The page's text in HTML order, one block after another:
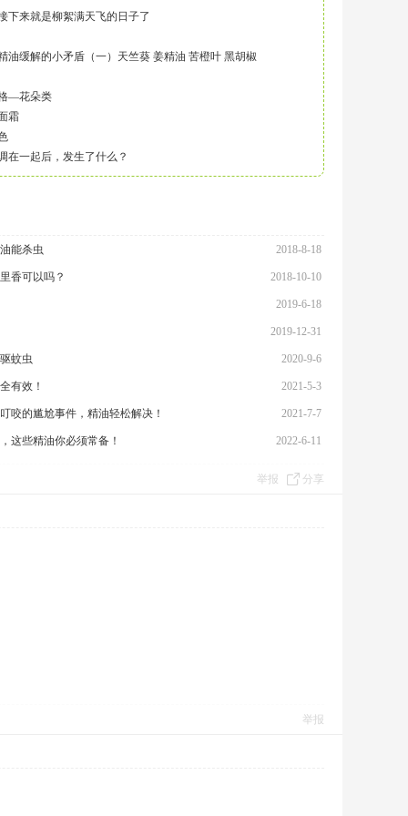
下来就是柳絮满天飞的日子了
油缓解的小矛盾（一）天竺葵 姜精油 苦橙叶 黑胡椒
—花朵类
霜
在一起后，发生了什么？
2018-8-18
能杀虫
2018-10-10
香可以吗？
2019-6-18
2019-12-31
2020-9-6
蚊虫
2021-5-3
有效！
2021-7-7
咬的尴尬事件，精油轻松解决！
2022-6-11
这些精油你必须常备！
举报 分享
举报